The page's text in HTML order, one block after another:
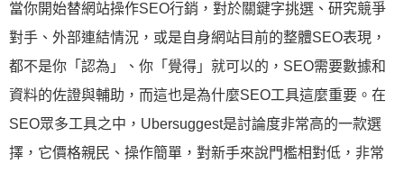
當你開始替網站操作SEO行銷，對於關鍵字挑選、研究競爭
對手、外部連結情況，或是自身網站目前的整體SEO表現，
都不是你「認為」、你「覺得」就可以的，SEO需要數據和
資料的佐證與輔助，而這也是為什麼SEO工具這麼重要。在
SEO眾多工具之中，Ubersuggest是討論度非常高的一款選
擇，它價格親民、操作簡單，對新手來說門檻相對低，非常